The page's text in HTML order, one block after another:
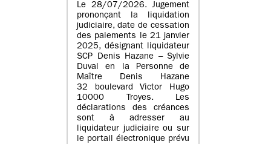
Le 28/07/2026. Jugement
prononçant la liquidation
judiciaire, date de cessation
des paiements le 21 janvier
2025, désignant liquidateur
SCP Denis Hazane – Sylvie
Duval en la Personne de
Maître Denis Hazane
32 boulevard Victor Hugo
10000 Troyes. Les
déclarations des créances
sont à adresser au
liquidateur judiciaire ou sur
le portail électronique prévu